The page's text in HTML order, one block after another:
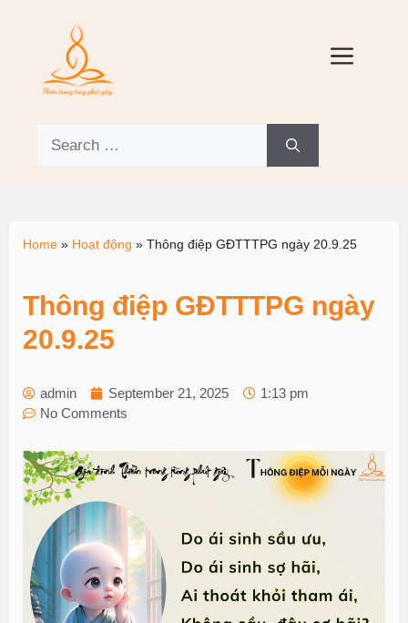
Home » Hoạt động » Thông điệp GĐTTTPG ngày 20.9.25
Thông điệp GĐTTTPG ngày
20.9.25
admin September 21, 2025
1:13 pm
No Comments